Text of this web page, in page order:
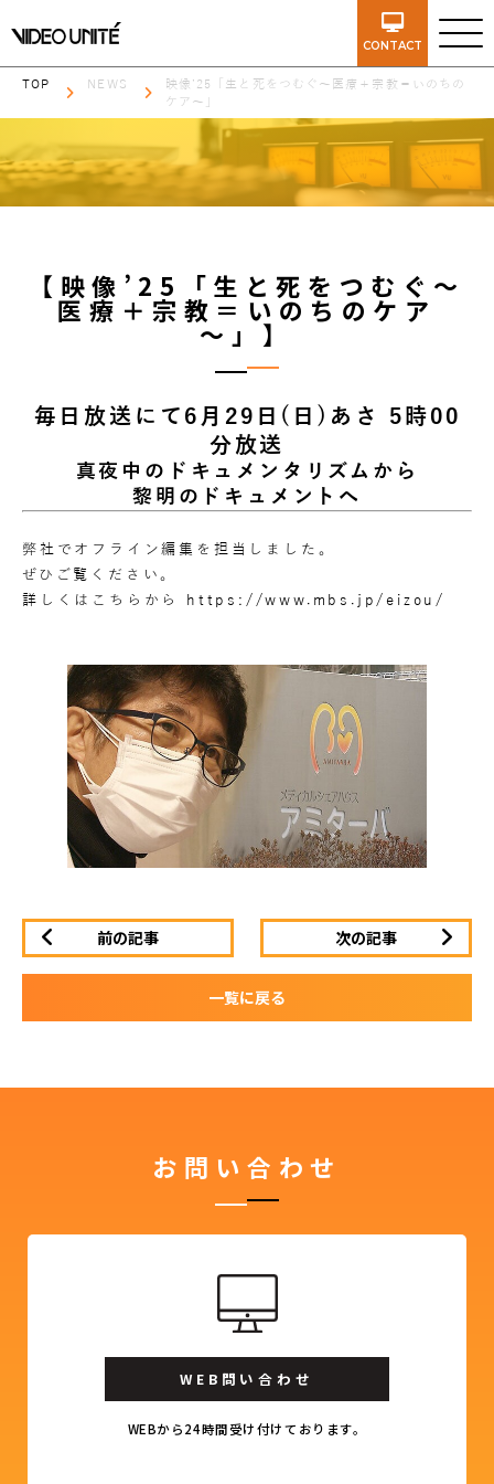
CONTACT
TOP NEWS
映像’25「生と死をつむぐ～医療＋宗教＝いのちの
ケア～」
【映像’25「生と死をつむぐ～
医療＋宗教＝いのちのケア
～」】
毎日放送にて6月29日(日)あさ 5時00
分放送
真夜中のドキュメンタリズムから
黎明のドキュメントへ
弊社でオフライン編集を担当しました。
ぜひご覧ください。
詳しくはこちらから
https://www.mbs.jp/eizou/
前の記事 次の記事
一覧に戻る
お問い合わせ
WEB問い合わせ
WEBから24時間受け付けております。